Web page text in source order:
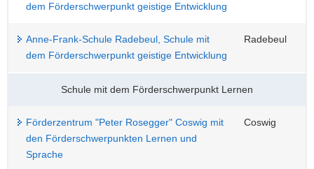
dem Förderschwerpunkt geistige Entwicklung
Anne-Frank-Schule Radebeul, Schule mit
dem Förderschwerpunkt geistige Entwicklung
Radebeul
Schule mit dem Förderschwerpunkt Lernen
Förderzentrum "Peter Rosegger" Coswig mit
den Förderschwerpunkten Lernen und
Sprache
Coswig